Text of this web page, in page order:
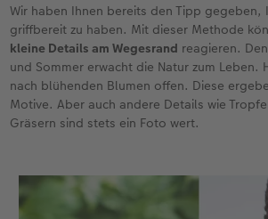
Wir haben Ihnen bereits den Tipp gegeben,
griffbereit zu haben. Mit dieser Methode
kleine Details am Wegesrand reagieren.
und Sommer erwacht die Natur zum Leben.
nach blühenden Blumen offen. Diese
Motive. Aber auch andere Details wie
Gräsern sind stets ein Foto wert.